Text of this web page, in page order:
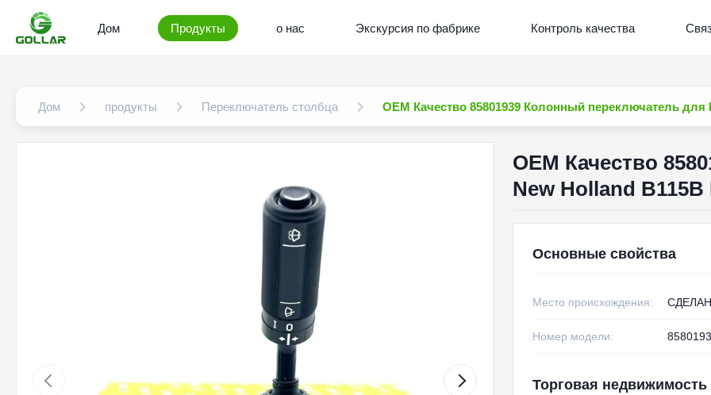
Дом Продукты о нас Экскурсия по фабрике Контроль качества
Дом продукты Переключатель столбца OEM Качество 85801939 Колонный переключатель
OEM Качество
New Holland
Основные свойства
Место происхождения:
Номер модели:
Торговая недвижимость